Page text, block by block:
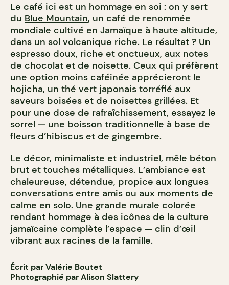
Le café ici est un hommage en soi : on y sert
du Blue Mountain, un café de renommée
mondiale cultivé en Jamaïque à haute altitude,
dans un sol volcanique riche. Le résultat ? Un
espresso doux, riche et onctueux, aux notes
de chocolat et de noisette. Ceux qui préfèrent
une option moins caféinée apprécieront le
hojicha, un thé vert japonais torréfié aux
saveurs boisées et de noisettes grillées. Et
pour une dose de rafraîchissement, essayez le
sorrel — une boisson traditionnelle à base de
fleurs d’hibiscus et de gingembre.
Le décor, minimaliste et industriel, mêle béton
brut et touches métalliques. L’ambiance est
chaleureuse, détendue, propice aux longues
conversations entre amis ou aux moments de
calme en solo. Une grande murale colorée
rendant hommage à des icônes de la culture
jamaïcaine complète l’espace — clin d’œil
vibrant aux racines de la famille.
Écrit par Valérie Boutet
Photographié par Alison Slattery